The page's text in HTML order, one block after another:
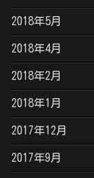
2018年5月
2018年4月
2018年2月
2018年1月
2017年12月
2017年9月